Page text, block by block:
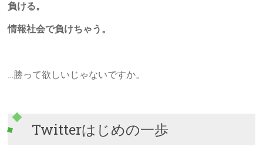
負ける。
情報社会で負けちゃう。
…勝って欲しいじゃないですか。
Twitterはじめの一歩